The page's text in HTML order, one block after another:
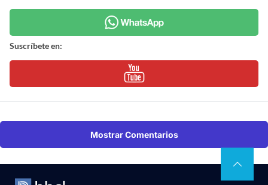
Suscríbete en:
Mostrar Comentarios